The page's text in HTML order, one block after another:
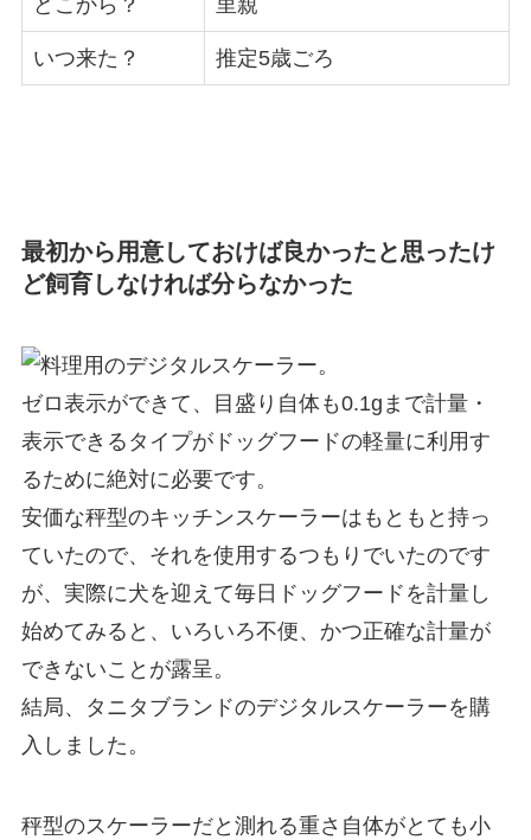
どこから？ 里親
いつ来た？ 推定5歳ごろ
最初から用意しておけば良かったと思ったけ
ど飼育しなければ分らなかった
料理用のデジタルスケーラー。
ゼロ表示ができて、目盛り自体も0.1gまで計量・
表示できるタイプがドッグフードの軽量に利用す
るために絶対に必要です。
安価な秤型のキッチンスケーラーはもともと持っ
ていたので、それを使用するつもりでいたのです
が、実際に犬を迎えて毎日ドッグフードを計量し
始めてみると、いろいろ不便、かつ正確な計量が
できないことが露呈。
結局、タニタブランドのデジタルスケーラーを購
入しました。
秤型のスケーラーだと測れる重さ自体がとても小